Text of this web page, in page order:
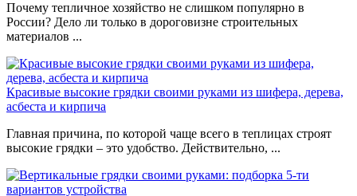
Почему тепличное хозяйство не слишком популярно в
России? Дело ли только в дороговизне строительных
материалов ...
Красивые высокие грядки своими руками из шифера, дерева,
асбеста и кирпича
Главная причина, по которой чаще всего в теплицах строят
высокие грядки – это удобство. Действительно, ...